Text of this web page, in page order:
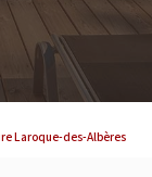
Laroque-des-Albères